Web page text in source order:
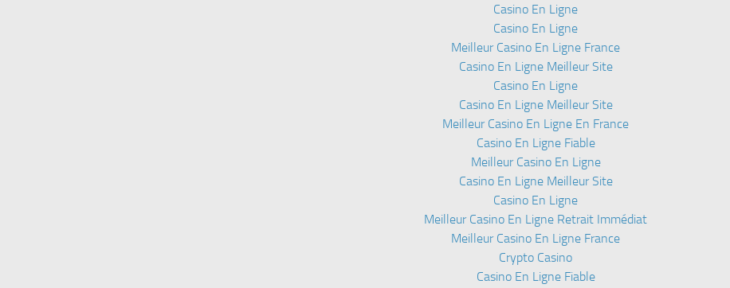
Casino En Ligne
Casino En Ligne
Meilleur Casino En Ligne France
Casino En Ligne Meilleur Site
Casino En Ligne
Casino En Ligne Meilleur Site
Meilleur Casino En Ligne En France
Casino En Ligne Fiable
Meilleur Casino En Ligne
Casino En Ligne Meilleur Site
Casino En Ligne
Meilleur Casino En Ligne Retrait Immédiat
Meilleur Casino En Ligne France
Crypto Casino
Casino En Ligne Fiable